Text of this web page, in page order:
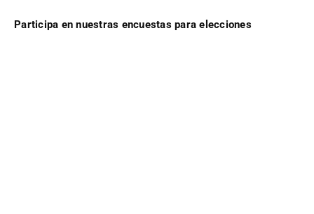
Participa en nuestras encuestas para elecciones